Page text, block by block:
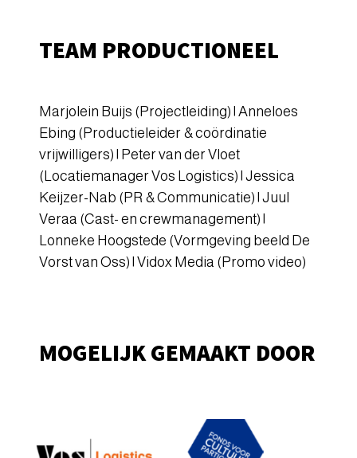
TEAM PRODUCTIONEEL
Marjolein Buijs (Projectleiding) | Anneloes
Ebing (Productieleider & coördinatie
vrijwilligers) | Peter van der Vloet
(Locatiemanager Vos Logistics) | Jessica
Keijzer-Nab (PR & Communicatie) | Juul
Veraa (Cast- en crewmanagement) |
Lonneke Hoogstede (Vormgeving beeld De
Vorst van Oss) | Vidox Media (Promo video)
MOGELIJK GEMAAKT DOOR